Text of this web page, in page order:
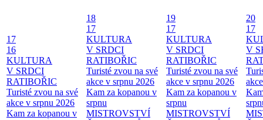
17
16
KULTURA
V SRDCI
RATIBOŘIC
Turisté zvou na své
akce v srpnu 2026
Kam za kopanou v
18
17
KULTURA
V SRDCI
RATIBOŘIC
Turisté zvou na své
akce v srpnu 2026
Kam za kopanou v
srpnu
MISTROVSTVÍ
19
17
KULTURA
V SRDCI
RATIBOŘIC
Turisté zvou na své
akce v srpnu 2026
Kam za kopanou v
srpnu
MISTROVSTVÍ
20
17
V